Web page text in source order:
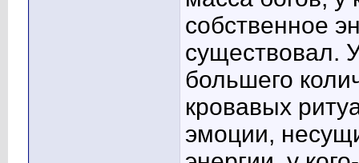
собственное
существовал.
большего
кровавых
эмоции,